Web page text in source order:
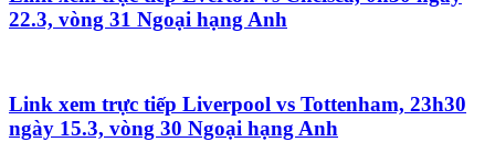
22.3, vòng 31 Ngoại hạng Anh
Link xem trực tiếp Liverpool vs Tottenham, 23h30
ngày 15.3, vòng 30 Ngoại hạng Anh